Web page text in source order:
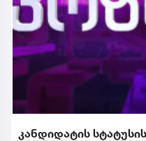
კანდიდატის